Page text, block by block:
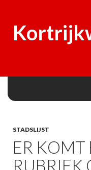
STADSLIJST
ER KOMT
RUBRIEK